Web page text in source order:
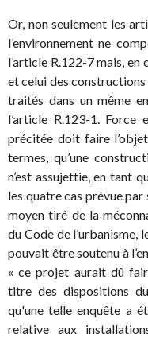
Or, non seulement les
l’environnement ne
l’article R.122-7 mais, en
et celui des
traités dans un même
l’article R.123-1. Force
précitée doit faire
termes, qu’une
n’est assujettie, en tant
les quatre cas prévue par
moyen tiré de la
du Code de l’urbanisme,
pouvait être soutenu à
« ce projet aurait dû
titre des dispositions
qu'une telle enquête a
relative aux